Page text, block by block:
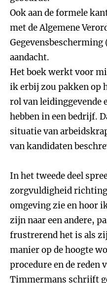
Ook aan de formele
met de Algemene
Gegevensbescherming
aandacht.
Het boek werkt voor
ik erbij zou pakken op
rol van leidinggevende
hebben in een bedrijf.
situatie van
van kandidaten
In het tweede deel
zorgvuldigheid
omgeving zie en hoor
zijn naar een andere,
frustrerend het is als
manier op de hoogte
procedure en de
Timmermans schrijft